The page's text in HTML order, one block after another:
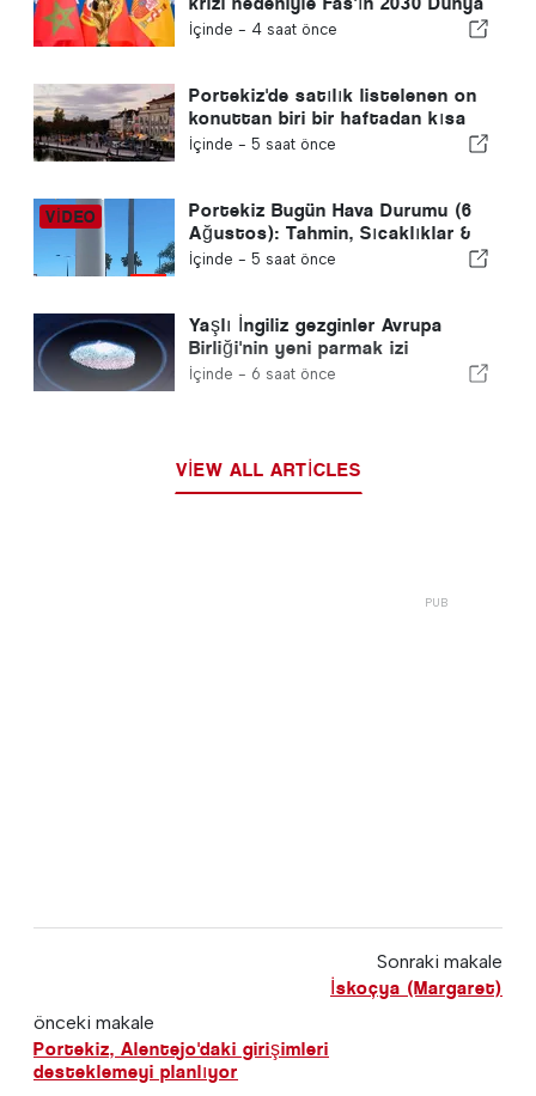
Kupası ev sahipliğini yeniden
İçinde - 4 saat önce
Portekiz'de satılık listelenen on
konuttan biri bir haftadan kısa
bir sürede satılıyor
İçinde - 5 saat önce
Portekiz Bugün Hava Durumu (6
Ağustos): Tahmin, Sıcaklıklar &
Ne Beklenmeli
İçinde - 5 saat önce
Yaşlı İngiliz gezginler Avrupa
Birliği'nin yeni parmak izi
kontrolleri ile mücadele ediyor
İçinde - 6 saat önce
VIEW ALL ARTICLES
Sonraki makale
İskoçya (Margaret)
önceki makale
Portekiz, Alentejo'daki girişimleri
desteklemeyi planlıyor